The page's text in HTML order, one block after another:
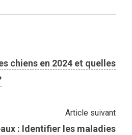
chiens en 2024 et quelles
Article suivant
: Identifier les maladies